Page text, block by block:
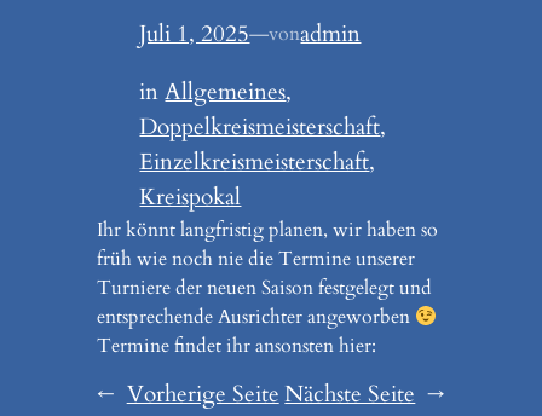
Juli 1, 2025—vonadmin
inAllgemeines
Doppelkreismeisterschaft
Einzelkreismeisterschaft
Kreispokal
Ihr könnt langfristig planen, wir haben so
früh wie noch nie die Termine unserer
Turniere der neuen Saison festgelegt und
entsprechende Ausrichter angeworben
Termine findet ihr ansonsten hier:
← Vorherige Seite Nächste Seite →